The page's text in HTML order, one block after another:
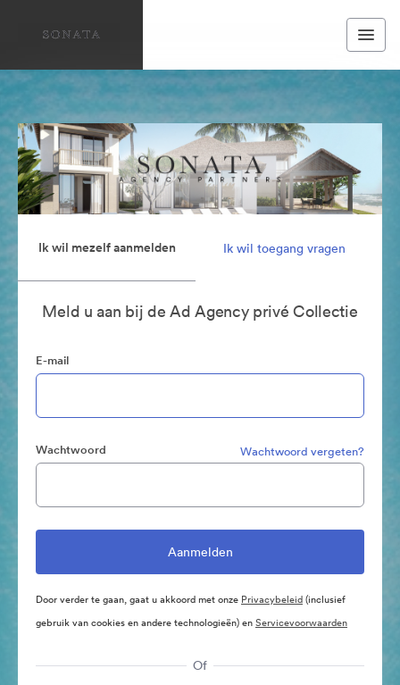
Ik wil mezelf aanmelden Ik wil toegang vragen
Meld u aan bij de Ad Agency privé Collectie
E-mail
Wachtwoord Wachtwoord vergeten?
Door verder te gaan, gaat u akkoord met onze Privacybeleid(inclusief
gebruik van cookies en andere technologieën) enServicevoorwaarden
Of